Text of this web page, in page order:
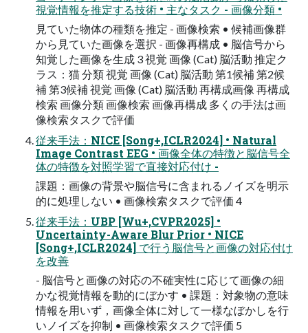
視覚情報を推定する技術 • 主なタスク - 画像分類 •
見ていた物体の種類を推定 - 画像検索 • 候補画像群
から見ていた画像を選択 - 画像再構成 • 脳信号から
知覚した画像を生成 3 視覚 画像 (Cat) 脳活動 推定ク
ラス：猫 分類 視覚 画像 (Cat) 脳活動 第1候補 第2候
補 第3候補 視覚 画像 (Cat) 脳活動 再構成画像 再構成
検索 画像分類 画像検索 画像再構成 多くの手法は画
像検索タスクで評価
従来手法：NICE [Song+,ICLR2024] • Natural
Image Contrast EEG • 画像全体の特徴と脳信号全
体の特徴を対照学習で直接対応付け -
課題：画像の背景や脳信号に含まれるノイズを明示
的に処理しない • 画像検索タスクで評価 4
従来手法：UBP [Wu+,CVPR2025] •
Uncertainty-Aware Blur Prior • NICE
[Song+,ICLR2024] で行う脳信号と画像の対応付け
を改善
- 脳信号と画像の対応の不確実性に応じて画像の細
かな視覚情報を動的にぼかす • 課題：対象物の意味
情報を用いず，画像全体に対して一様なぼかしを行
いノイズを抑制 • 画像検索タスクで評価 5